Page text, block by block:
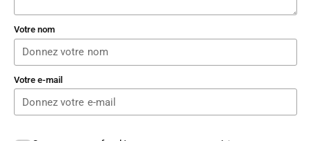
Votre nom
Votre e-mail